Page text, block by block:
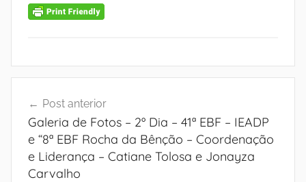
de
Post
Post anterior
Galeria de Fotos – 2º Dia – 41ª EBF – IEADP
e “8ª EBF Rocha da Bênção – Coordenação
e Liderança – Catiane Tolosa e Jonayza
Carvalho